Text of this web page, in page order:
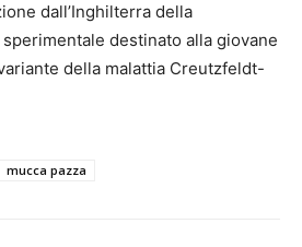
dall’Inghilterra della
destinato alla giovane
della malattia Creutzfeldt-
mucca pazza